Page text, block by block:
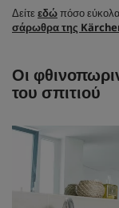
Δείτεεδώπόσο
σάρωθρα της
Οι
του σπιτιού